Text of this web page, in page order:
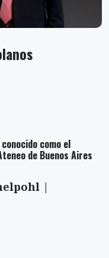
como el
de Buenos Aires
|